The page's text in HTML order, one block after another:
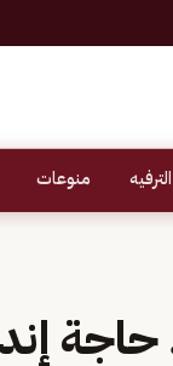
الترفيه منوعات